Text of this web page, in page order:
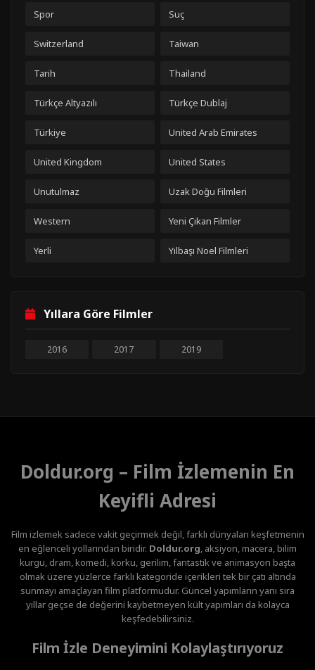
Spor Suç
Switzerland Taiwan
Tarih Thailand
Türkçe Altyazılı Türkçe Dublaj
Türkiye United Arab Emirates
United Kingdom United States
Unutulmaz Uzak Doğu Filmleri
Western Yeni Çıkan Filmler
Yerli Yılbaşı Noel Filmleri
Yıllara Göre Filmler
2016 2017 2019
Doldur.org – Film İzlemenin En
Keyifli Adresi
Film izlemek sadece vakit geçirmek değil, farklı dünyaları keşfetmenin
en eğlenceli yollarından biridir. Doldur.org, aksiyon, macera, bilim
kurgu, dram, komedi, korku, gerilim, fantastik ve animasyon başta
olmak üzere yüzlerce farklı kategoride içerikleri tek bir çatı altında
sunmayı amaçlayan film platformudur. Güncel yapımların yanı sıra
yıllar geçse de değerini kaybetmeyen kült yapımları da kolayca
keşfedebilirsiniz.
Film İzle Deneyimini Kolaylaştırıyoruz